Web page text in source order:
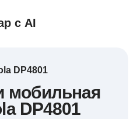
с AI
DP4801
мобильная
DP4801